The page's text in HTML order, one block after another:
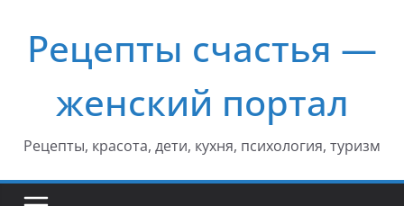
содержимому
Рецепты счастья —
женский портал
Рецепты, красота, дети, кухня, психология, туризм